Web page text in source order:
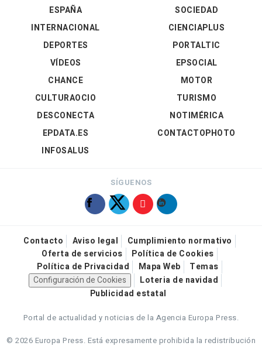
ESPAÑA
INTERNACIONAL
DEPORTES
VÍDEOS
SOCIEDAD
CIENCIAPLUS
PORTALTIC
EPSOCIAL
CHANCE
CULTURAOCIO
DESCONECTA
EPDATA.ES
INFOSALUS
MOTOR
TURISMO
NOTIMÉRICA
CONTACTOPHOTO
SÍGUENOS
Contacto Aviso legal
Cumplimiento normativo
Oferta de servicios
Política de Cookies
Política de Privacidad
Mapa Web
Temas
Configuración de Cookies
Loteria de navidad
Publicidad estatal
Portal de actualidad y noticias de la Agencia Europa Press.
© 2026 Europa Press. Está expresamente prohibida la redistribución